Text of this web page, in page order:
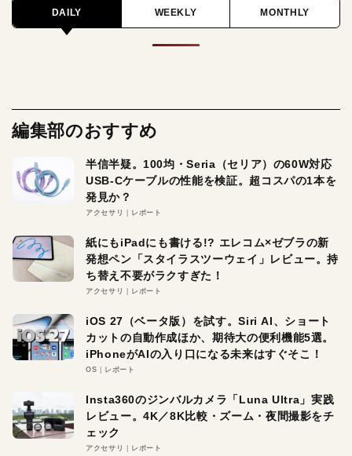
DAILY WEEKLY MONTHLY
編集部のおすすめ
半信半疑。100均・Seria（セリア）の60W対応
USB-Cケーブルの性能を検証。超コスパの1本を
発見か？
アクセサリ レポート
紙にもiPadにも書ける!? エレコム×ゼブラの新
発想ペン「スタイラスツーウェイ」レビュー。持
ち替え不要がラクすぎた！
アクセサリ レポート
iOS 27（ベータ版）を試す。Siri AI、ショート
カットの自動作成ほか、期待大の便利機能5選。
iPhoneがAIの入り口になる未来はすぐそこ！
OS レポート
Insta360のジンバルカメラ「Luna Ultra」実践
レビュー。4K／8K比較・ズーム・夜間撮影をチ
ェック
アクセサリ レポート